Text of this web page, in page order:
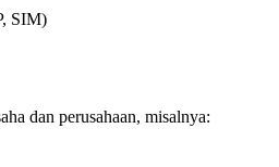
SIM)
dan perusahaan, misalnya: